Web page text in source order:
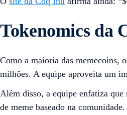
Tokenomics da
Como a maioria das memecoins,
milhões. A equipe aproveita um
Além disso, a equipe enfatiza que
de meme baseado na